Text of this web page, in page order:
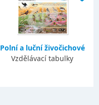
Polní a luční živočichové
Vzdělávací tabulky